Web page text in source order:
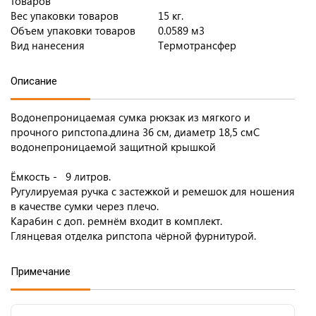
Вес упаковки товаров
15 кг.
Объем упаковки товаров
0.0589 м3
Вид нанесения
Термотрансфер
Описание
Водонепроницаемая сумка рюкзак из мягкого и
прочного рипстопа.длина 36 см, диаметр 18,5 смС
водонепроницаемой защитной крышкой
Ёмкость - 9 литров.
Ругулируемая ручка с застежкой и ремешок для ношения
в качестве сумки через плечо.
Карабин с доп. ремнём входит в комплект.
Глянцевая отделка рипстопа чёрной фурнитурой.
Примечание